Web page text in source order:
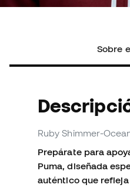
Sobre
Ruby Shimmer-
Prepárate para
Puma, diseñada
auténtico que